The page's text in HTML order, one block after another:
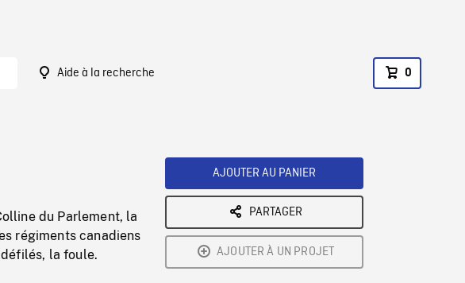
Aide à la recherche 0
du Parlement, la
régiments canadiens
la foule.
AJOUTER AU PANIER
PARTAGER
AJOUTER À UN PROJET